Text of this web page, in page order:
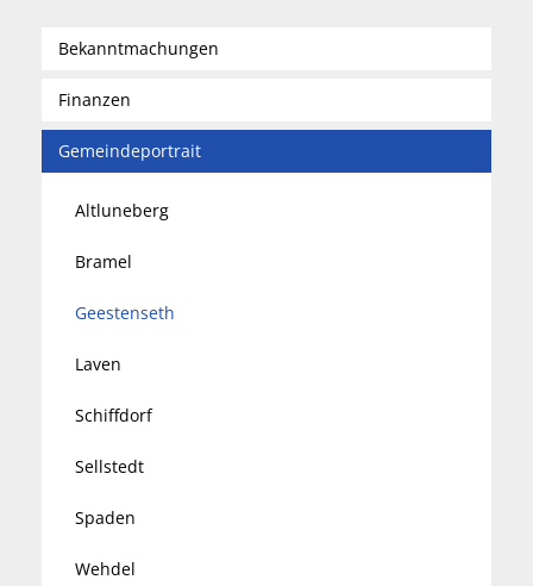
Bekanntmachungen
Finanzen
Gemeindeportrait
Altluneberg
Bramel
Geestenseth
Laven
Schiffdorf
Sellstedt
Spaden
Wehdel